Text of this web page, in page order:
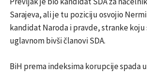
Sarajeva, ali je tu poziciju osvojio
kandidat Naroda i pravde, stranke koju
uglavnom bivši članovi SDA.
BiH prema indeksima korupcije spada